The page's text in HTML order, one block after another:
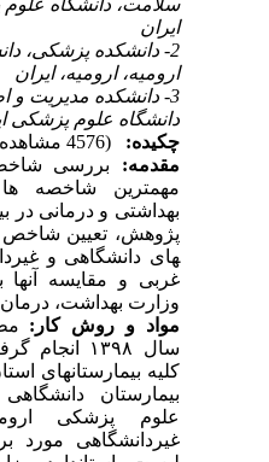
سلامت، دانشگاه علوم
ایران
2- دانشکده پزشکی،
ارومیه، ارومیه، ایران
3- دانشکده مدیریت و
دانشگاه علوم پزشکی
چکیده:
مقدمه:بررسی
مهم­ترین شاخصه­ ها
بهداشتی و درمانی در
پژوهش، تعیین شاخص
های دانشگاهی و
غربی و مقایسه آن­ها
وزارت بهداشت،
مواد و روش کار:
سال ۱۳۹۸
بیمارستان
غیردانشگاهی مورد